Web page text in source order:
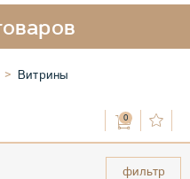
Витрины
0
фильтр